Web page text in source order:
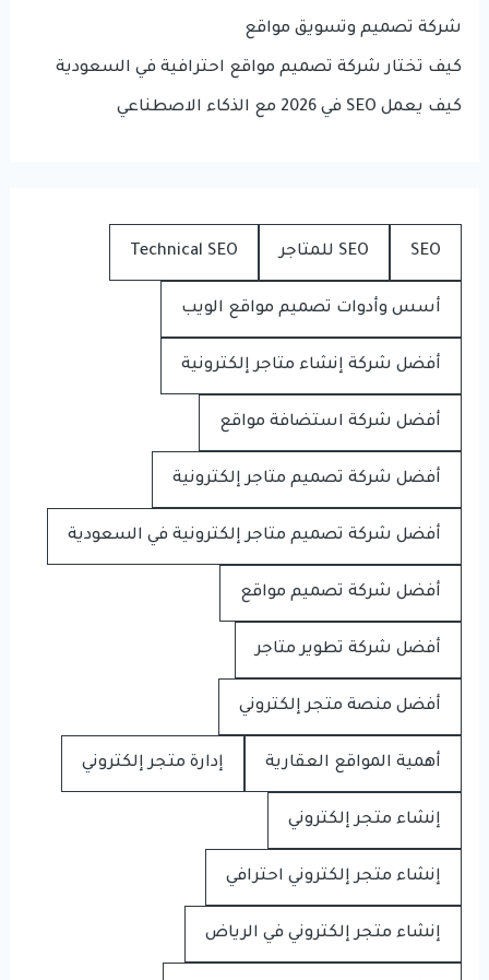
شركة تصميم وتسويق مواقع
كيف تختار شركة تصميم مواقع احترافية في السعودية
كيف يعمل SEO في 2026 مع الذكاء الاصطناعي
SEO SEO للمتاجر Technical SEO
أسس وأدوات تصميم مواقع الويب
أفضل شركة إنشاء متاجر إلكترونية
أفضل شركة استضافة مواقع
أفضل شركة تصميم متاجر إلكترونية
أفضل شركة تصميم متاجر إلكترونية في السعودية
أفضل شركة تصميم مواقع
أفضل شركة تطوير متاجر
أفضل منصة متجر إلكتروني
أهمية المواقع العقارية إدارة متجر إلكتروني
إنشاء متجر إلكتروني
إنشاء متجر إلكتروني احترافي
إنشاء متجر إلكتروني في الرياض